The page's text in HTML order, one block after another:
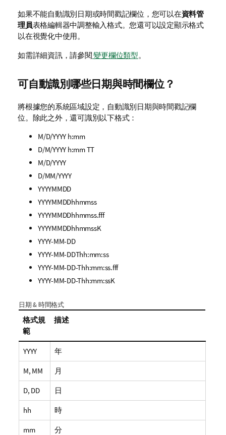
如果不能自動識別日期或時間戳記欄位，您可以在資料管
理員表格編輯器中調整輸入格式。您還可以設定顯示格式
以在視覺化中使用。
如需詳細資訊，請參閱變更欄位類型。
可自動識別哪些日期與時間欄位？
將根據您的系統區域設定，自動識別日期與時間戳記欄
位。除此之外，還可識別以下格式：
M/D/YYYY h:mm
D/M/YYYY h:mm TT
M/D/YYYY
D/MM/YYYY
YYYYMMDD
YYYYMMDDhhmmss
YYYYMMDDhhmmss.fff
YYYYMMDDhhmmssK
YYYY-MM-DD
YYYY-MM-DDThh:mm:ss
YYYY-MM-DD-Thh:mm:ss.fff
YYYY-MM-DD-Thh:mm:ssK
日期 & 時間格式
格式規
範
描述
YYYY 年
M, MM 月
D, DD 日
hh 時
mm 分